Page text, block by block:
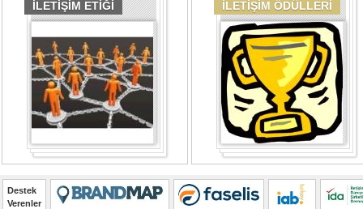
İLETİŞİM ETİĞİ İLETİŞİM ÖDÜLLERİ
Destek
Verenler